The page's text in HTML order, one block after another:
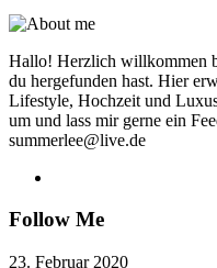
Hallo! Herzlich willkommen
du hergefunden hast. Hier
Lifestyle, Hochzeit und
um und lass mir gerne ein
summerlee@live.de
Follow Me
23. Februar 2020